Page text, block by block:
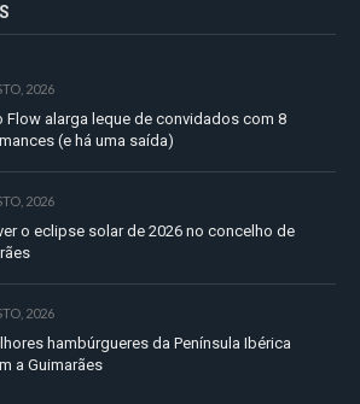
2026
Flow alarga leque de convidados com 8
(e há uma saída)
2026
o eclipse solar de 2026 no concelho de
2026
hambúrgueres da Península Ibérica
a Guimarães